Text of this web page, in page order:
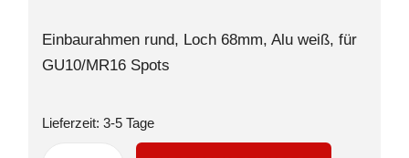
Einbaurahmen rund, Loch 68mm, Alu weiß, für
GU10/MR16 Spots
Lieferzeit: 3-5 Tage